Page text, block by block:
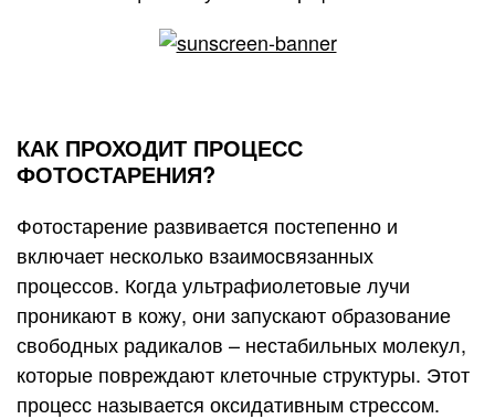
КАК ПРОХОДИТ ПРОЦЕСС
ФОТОСТАРЕНИЯ?
Фотостарение развивается постепенно и
включает несколько взаимосвязанных
процессов. Когда ультрафиолетовые лучи
проникают в кожу, они запускают образование
свободных радикалов – нестабильных молекул,
которые повреждают клеточные структуры. Этот
процесс называется оксидативным стрессом.